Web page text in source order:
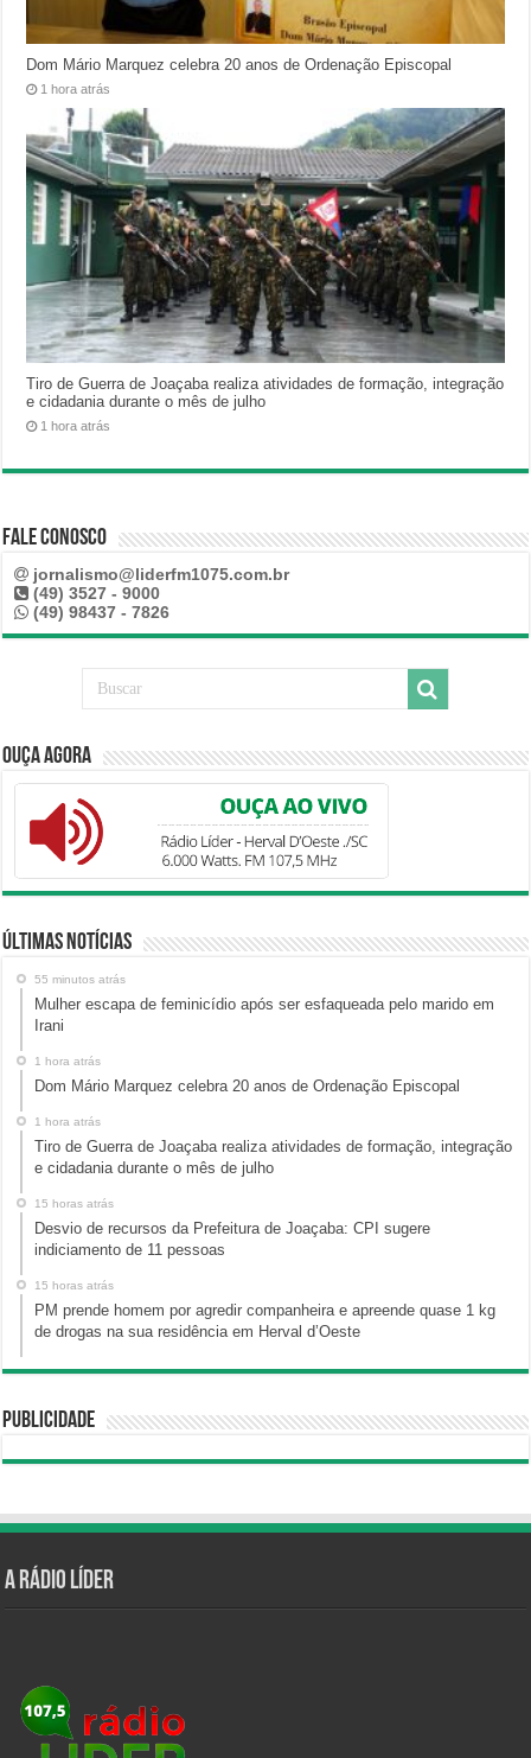
Dom Mário Marquez celebra 20 anos de Ordenação Episcopal
1 hora atrás
Tiro de Guerra de Joaçaba realiza atividades de formação, integração
e cidadania durante o mês de julho
1 hora atrás
Fale Conosco
jornalismo@liderfm1075.com.br
(49) 3527 - 9000
(49) 98437 - 7826
Ouça Agora
Últimas Notícias
55 minutos atrás
Mulher escapa de feminicídio após ser esfaqueada pelo marido em
Irani
1 hora atrás
Dom Mário Marquez celebra 20 anos de Ordenação Episcopal
1 hora atrás
Tiro de Guerra de Joaçaba realiza atividades de formação, integração
e cidadania durante o mês de julho
15 horas atrás
Desvio de recursos da Prefeitura de Joaçaba: CPI sugere
indiciamento de 11 pessoas
15 horas atrás
PM prende homem por agredir companheira e apreende quase 1 kg
de drogas na sua residência em Herval d’Oeste
Publicidade
A Rádio Líder